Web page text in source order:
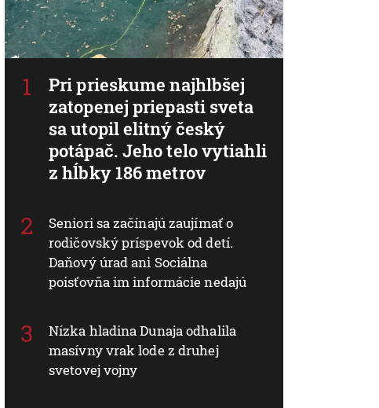
Pri prieskume najhlbšej
zatopenej priepasti sveta
sa utopil elitný český
potápač. Jeho telo vytiahli
z hĺbky 186 metrov
Seniori sa začínajú zaujímať o
rodičovský príspevok od detí.
Daňový úrad ani Sociálna
poisťovňa im informácie nedajú
Nízka hladina Dunaja odhalila
masívny vrak lode z druhej
svetovej vojny